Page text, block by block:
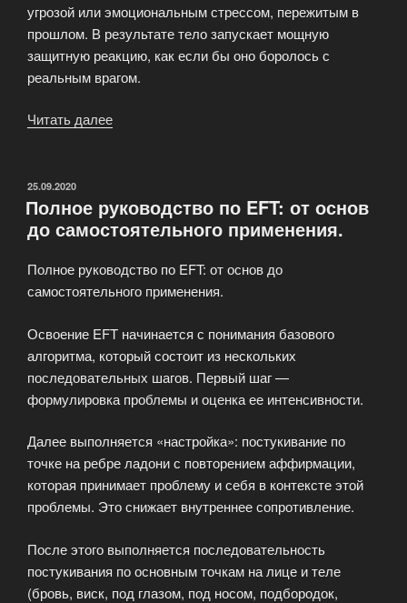
угрозой или эмоциональным стрессом, пережитым в
прошлом. В результате тело запускает мощную
защитную реакцию, как если бы оно боролось с
реальным врагом.
Читать далее
ОПУБЛИКОВАНО
25.09.2020
Полное руководство по EFT: от основ
до самостоятельного применения.
Полное руководство по EFT: от основ до
самостоятельного применения.
Освоение EFT начинается с понимания базового
алгоритма, который состоит из нескольких
последовательных шагов. Первый шаг —
формулировка проблемы и оценка ее интенсивности.
Далее выполняется «настройка»: постукивание по
точке на ребре ладони с повторением аффирмации,
которая принимает проблему и себя в контексте этой
проблемы. Это снижает внутреннее сопротивление.
После этого выполняется последовательность
постукивания по основным точкам на лице и теле
(бровь, виск, под глазом, под носом, подбородок,